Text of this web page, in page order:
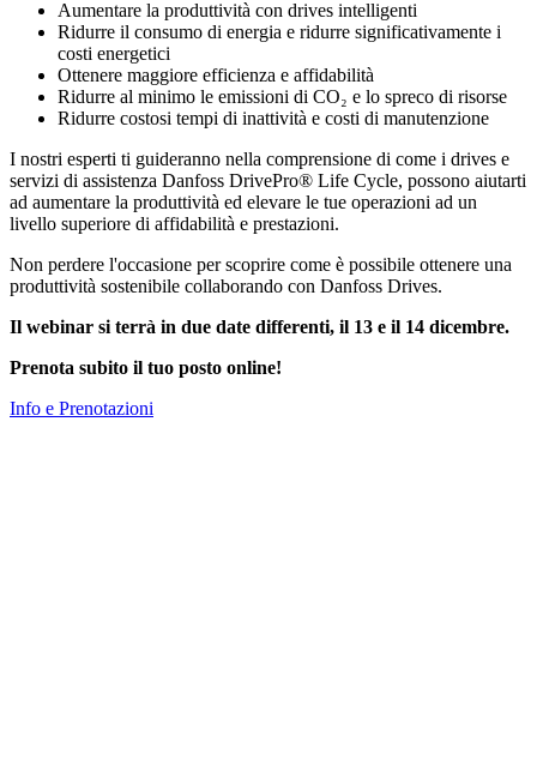
Aumentare la produttività con drives intelligenti
Ridurre il consumo di energia e ridurre significativamente i
costi energetici
Ottenere maggiore efficienza e affidabilità
Ridurre al minimo le emissioni di CO₂ e lo spreco di risorse
Ridurre costosi tempi di inattività e costi di manutenzione
I nostri esperti ti guideranno nella comprensione di come i drives e
servizi di assistenza Danfoss DrivePro® Life Cycle, possono aiutarti
ad aumentare la produttività ed elevare le tue operazioni ad un
livello superiore di affidabilità e prestazioni.
Non perdere l'occasione per scoprire come è possibile ottenere una
produttività sostenibile collaborando con Danfoss Drives.
Il webinar si terrà in due date differenti, il 13 e il 14 dicembre.
Prenota subito il tuo posto online!
Info e Prenotazioni